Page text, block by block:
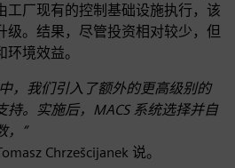
工厂现有的控制基础设施执行，该
级。结果，尽管投资相对较少，但
境效益。
，我们引入了额外的更高级别的
持。实施后，MACS 系统选择并自
，”
Chrzešcijanek 说。